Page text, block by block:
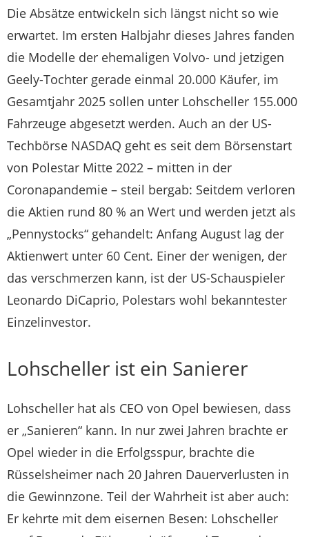
Die Absätze entwickeln sich längst nicht so wie
erwartet. Im ersten Halbjahr dieses Jahres fanden
die Modelle der ehemaligen Volvo- und jetzigen
Geely-Tochter gerade einmal 20.000 Käufer, im
Gesamtjahr 2025 sollen unter Lohscheller 155.000
Fahrzeuge abgesetzt werden. Auch an der US-
Techbörse NASDAQ geht es seit dem Börsenstart
von Polestar Mitte 2022 – mitten in der
Coronapandemie – steil bergab: Seitdem verloren
die Aktien rund 80 % an Wert und werden jetzt als
„Pennystocks“ gehandelt: Anfang August lag der
Aktienwert unter 60 Cent. Einer der wenigen, der
das verschmerzen kann, ist der US-Schauspieler
Leonardo DiCaprio, Polestars wohl bekanntester
Einzelinvestor.
Lohscheller ist ein Sanierer
Lohscheller hat als CEO von Opel bewiesen, dass
er „Sanieren“ kann. In nur zwei Jahren brachte er
Opel wieder in die Erfolgsspur, brachte die
Rüsselsheimer nach 20 Jahren Dauerverlusten in
die Gewinnzone. Teil der Wahrheit ist aber auch:
Er kehrte mit dem eisernen Besen: Lohscheller